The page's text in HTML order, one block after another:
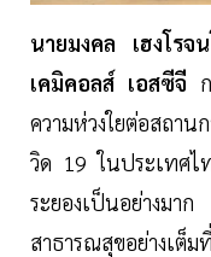
นายมงคล เฮงโร
เคมิคอลส์ เอสซีจี
ความห่วงใยต่อสถาน
วิด 19 ในประเทศไ
ระยองเป็นอย่างมา
สาธารณสุขอย่างเต็ม